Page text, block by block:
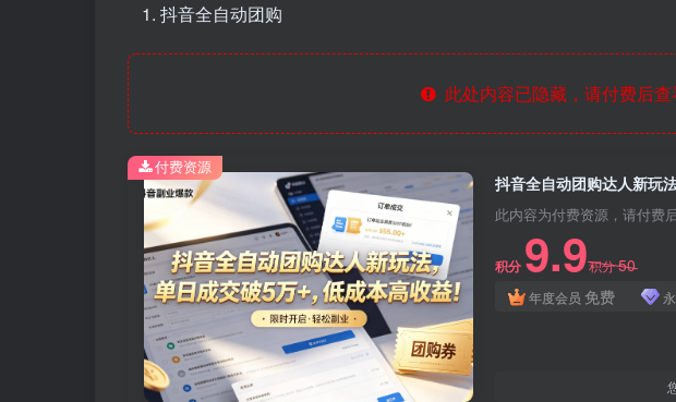
抖音全自动团购
此处内容已隐藏，请付费后
抖音全自动团购达人新玩
此内容为付费资源，请付费
积分 9.9积分50
年度会员 免费
付费资源